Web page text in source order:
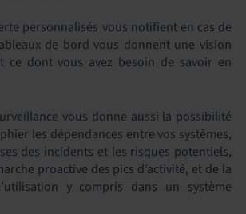
personnalisés vous notifient en cas de
de bord vous donnent une vision
ce dont vous avez besoin de savoir en
vous donne aussi la possibilité
les dépendances entre vos systèmes,
des incidents et les risques potentiels,
proactive des pics d’activité, et de la
y compris dans un système